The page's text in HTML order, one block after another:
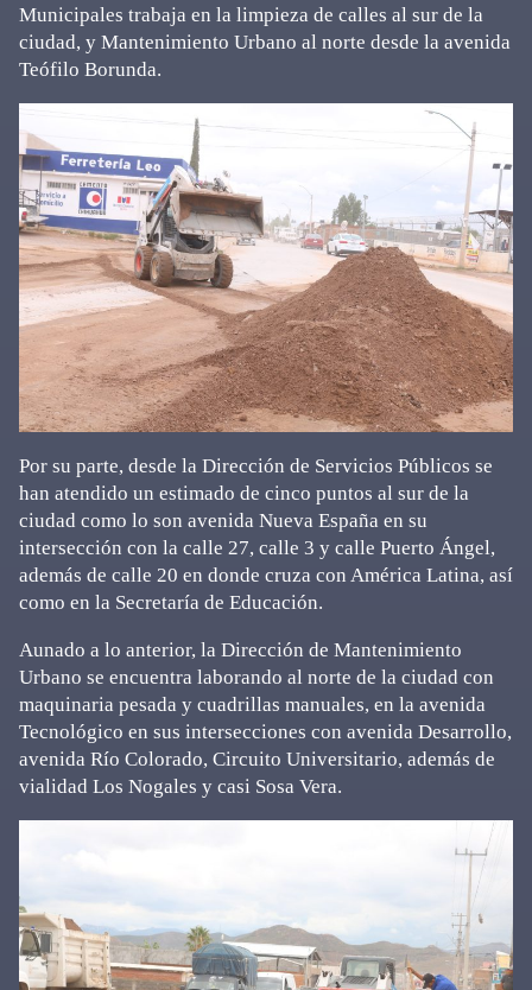
Municipales trabaja en la limpieza de calles al sur de la
ciudad, y Mantenimiento Urbano al norte desde la avenida
Teófilo Borunda.
Por su parte, desde la Dirección de Servicios Públicos se
han atendido un estimado de cinco puntos al sur de la
ciudad como lo son avenida Nueva España en su
intersección con la calle 27, calle 3 y calle Puerto Ángel,
además de calle 20 en donde cruza con América Latina, así
como en la Secretaría de Educación.
Aunado a lo anterior, la Dirección de Mantenimiento
Urbano se encuentra laborando al norte de la ciudad con
maquinaria pesada y cuadrillas manuales, en la avenida
Tecnológico en sus intersecciones con avenida Desarrollo,
avenida Río Colorado, Circuito Universitario, además de
vialidad Los Nogales y casi Sosa Vera.